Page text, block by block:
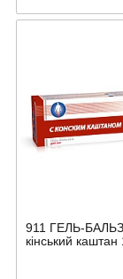
911 ГЕЛЬ-
кінський